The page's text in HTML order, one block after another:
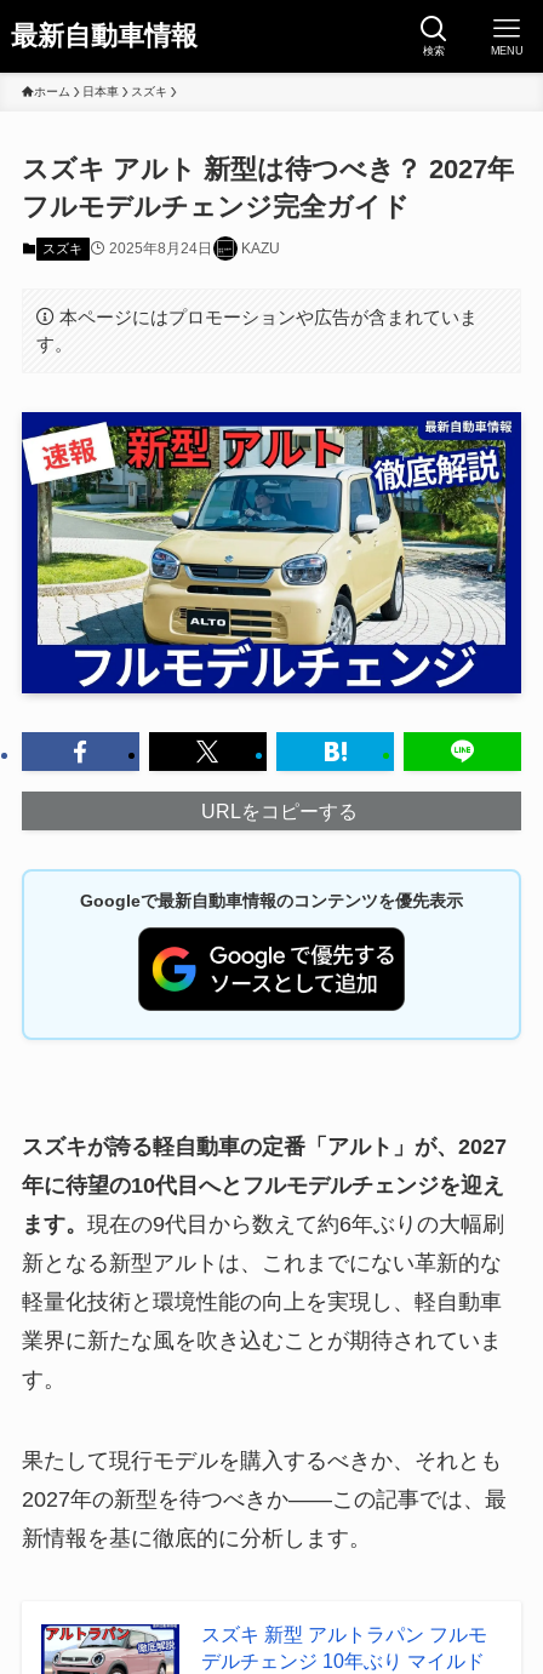
最新自動車情報 検索 MENU
ホーム 日本車 スズキ
スズキ アルト 新型は待つべき？ 2027年
フルモデルチェンジ完全ガイド
スズキ 2025年8月24日 KAZU
本ページにはプロモーションや広告が含まれていま
す。
URLをコピーする
Googleで最新自動車情報のコンテンツを優先表示
スズキが誇る軽自動車の定番「アルト」が、2027
年に待望の10代目へとフルモデルチェンジを迎え
ます。 現在の9代目から数えて約6年ぶりの大幅刷
新となる新型アルトは、これまでにない革新的な
軽量化技術と環境性能の向上を実現し、軽自動車
業界に新たな風を吹き込むことが期待されていま
す。
果たして現行モデルを購入するべきか、それとも
2027年の新型を待つべきか——この記事では、最
新情報を基に徹底的に分析します。
スズキ 新型 アルトラパン フルモ
デルチェンジ 10年ぶり マイルド